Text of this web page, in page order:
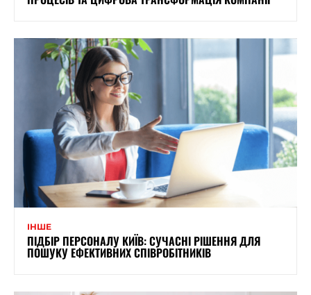
ІНШЕ
ПІДБІР ПЕРСОНАЛУ КИЇВ: СУЧАСНІ РІШЕННЯ ДЛЯ
ПОШУКУ ЕФЕКТИВНИХ СПІВРОБІТНИКІВ